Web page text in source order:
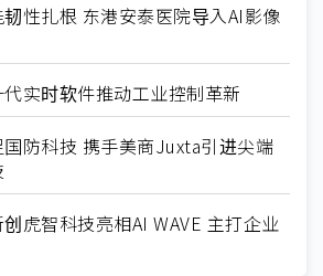
性扎根 东港安泰医院导入AI影像
实时软件推动工业控制革新
防科技 携手美商Juxta引进尖端
虎智科技亮相AI WAVE 主打企业